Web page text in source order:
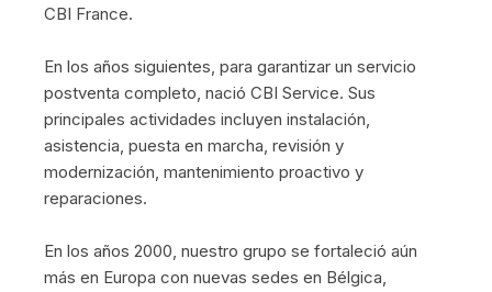
CBI France.
En los años siguientes, para garantizar un servicio
postventa completo, nació CBI Service. Sus
principales actividades incluyen instalación,
asistencia, puesta en marcha, revisión y
modernización, mantenimiento proactivo y
reparaciones.
En los años 2000, nuestro grupo se fortaleció aún
más en Europa con nuevas sedes en Bélgica,